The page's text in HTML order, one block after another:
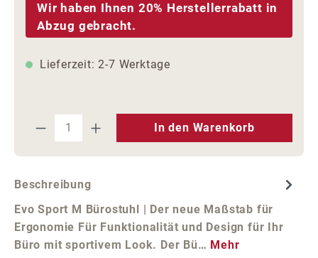
Wir haben Ihnen 20% Herstellerrabatt in
Abzug gebracht.
Lieferzeit: 2-7 Werktage
Produkt Anzahl: Gib den
In den Warenkorb
Beschreibung
Evo Sport M Bürostuhl | Der neue Maßstab für
Ergonomie Für Funktionalität und Design für Ihr
Büro mit sportivem Look. Der Bü… Mehr